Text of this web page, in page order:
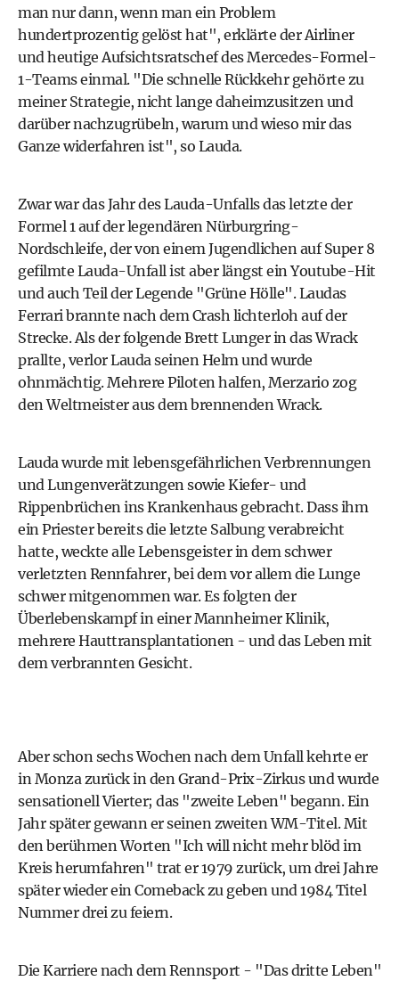
man nur dann, wenn man ein Problem
hundertprozentig gelöst hat", erklärte der Airliner
und heutige Aufsichtsratschef des Mercedes-Formel-
1-Teams einmal. "Die schnelle Rückkehr gehörte zu
meiner Strategie, nicht lange daheimzusitzen und
darüber nachzugrübeln, warum und wieso mir das
Ganze widerfahren ist", so Lauda.
Zwar war das Jahr des Lauda-Unfalls das letzte der
Formel 1 auf der legendären Nürburgring-
Nordschleife, der von einem Jugendlichen auf Super 8
gefilmte Lauda-Unfall ist aber längst ein Youtube-Hit
und auch Teil der Legende "Grüne Hölle". Laudas
Ferrari brannte nach dem Crash lichterloh auf der
Strecke. Als der folgende Brett Lunger in das Wrack
prallte, verlor Lauda seinen Helm und wurde
ohnmächtig. Mehrere Piloten halfen, Merzario zog
den Weltmeister aus dem brennenden Wrack.
Lauda wurde mit lebensgefährlichen Verbrennungen
und Lungenverätzungen sowie Kiefer- und
Rippenbrüchen ins Krankenhaus gebracht. Dass ihm
ein Priester bereits die letzte Salbung verabreicht
hatte, weckte alle Lebensgeister in dem schwer
verletzten Rennfahrer, bei dem vor allem die Lunge
schwer mitgenommen war. Es folgten der
Überlebenskampf in einer Mannheimer Klinik,
mehrere Hauttransplantationen - und das Leben mit
dem verbrannten Gesicht.
Aber schon sechs Wochen nach dem Unfall kehrte er
in Monza zurück in den Grand-Prix-Zirkus und wurde
sensationell Vierter; das "zweite Leben" begann. Ein
Jahr später gewann er seinen zweiten WM-Titel. Mit
den berühmen Worten "Ich will nicht mehr blöd im
Kreis herumfahren" trat er 1979 zurück, um drei Jahre
später wieder ein Comeback zu geben und 1984 Titel
Nummer drei zu feiern.
Die Karriere nach dem Rennsport - "Das dritte Leben"